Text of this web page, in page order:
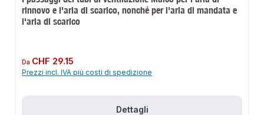
rinnovo e l'aria di scarico, nonché per l'aria di mandata e
l'aria di scarico
Prezzo normale:
Da CHF 29.15
Prezzi incl. IVA più costi di spedizione
Dettagli